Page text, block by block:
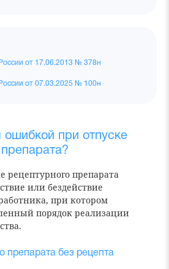
от 17.06.2013 № 378н
от 07.03.2025 № 100н
ошибкой при отпуске
рецептурного препарата
или бездействие
при котором
порядок реализации
препарата без рецепта